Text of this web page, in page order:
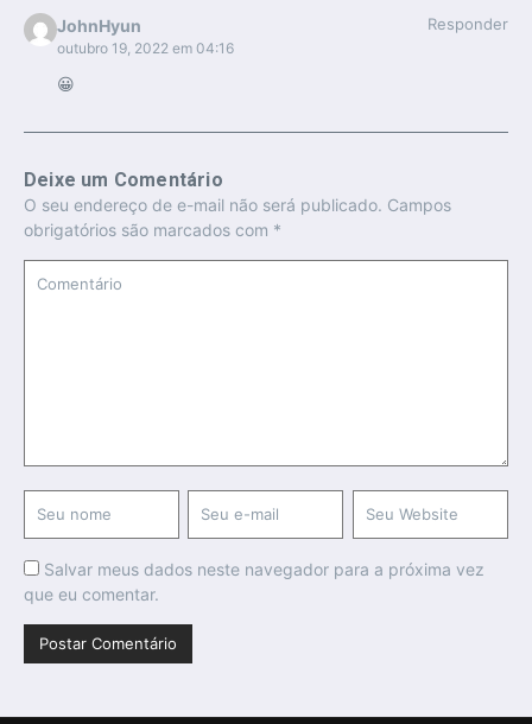
JohnHyun
outubro 19, 2022 em 04:16
Responder
😀
Deixe um Comentário
O seu endereço de e-mail não será publicado. Campos
obrigatórios são marcados com *
Salvar meus dados neste navegador para a próxima vez
que eu comentar.